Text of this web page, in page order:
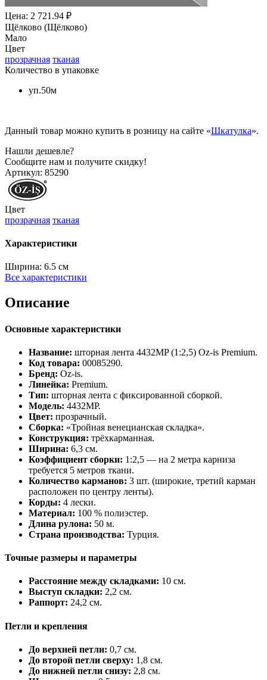
Цена: 2 721.94 ₽
Щёлково (Щёлково)
Мало
Цвет
прозрачная тканая
Количество в упаковке
уп.50м
Данный товар можно купить в розницу на сайте «Шкатулка».
Нашли дешевле?
Сообщите нам и получите скидку!
Артикул: 85290
Цвет
прозрачная тканая
Характеристики
Ширина: 6.5 см
Все характеристики
Описание
Основные характеристики
Название: шторная лента 4432MP (1:2,5) Oz‑is Premium.
Код товара: 00085290.
Бренд: Oz‑is.
Линейка: Premium.
Тип: шторная лента с фиксированной сборкой.
Модель: 4432MP.
Цвет: прозрачный.
Сборка: «Тройная венецианская складка».
Конструкция: трёхкарманная.
Ширина: 6,3 см.
Коэффициент сборки: 1:2,5 — на 2 метра карниза
требуется 5 метров ткани.
Количество карманов: 3 шт. (широкие, третий карман
расположен по центру ленты).
Корды: 4 лески.
Материал: 100 % полиэстер.
Длина рулона: 50 м.
Страна производства: Турция.
Точные размеры и параметры
Расстояние между складками: 10 см.
Выступ складки: 2,2 см.
Раппорт: 24,2 см.
Петли и крепления
До верхней петли: 0,7 см.
До второй петли сверху: 1,8 см.
До нижней петли снизу: 2,8 см.